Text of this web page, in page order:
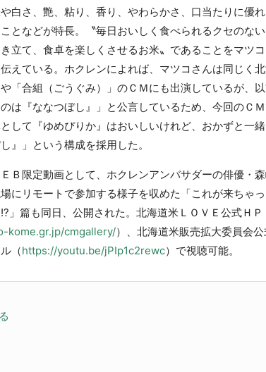
白さ、艶、粘り、香り、やわらかさ、口当たりに優
となどが特長。〝毎日おいしく食べられるクセのな
立て、食卓を楽しくさせるお米〟であることをマツ
えている。ホクレンによれば、マツコさんは同じく
「合組（ごうぐみ）」のＣＭにも出演しているが、
は『ななつぼし』」と公言しているため、今回のＣ
として『ゆめぴりか』はおいしいけれど、おかずと一
し』」という構成を採用した。
Ｂ限定動画として、ホクレンアンバサダーの俳優・
にリモートで参加する様子を収めた「これが来ちゃ
」篇も同日、公開された。北海道米ＬＯＶＥ公式ＨＰ
kome.gr.jp/cmgallery/）、北海道米販売拡大委員会
（https://youtu.be/jPIp1c2rewc）で視聴可能。